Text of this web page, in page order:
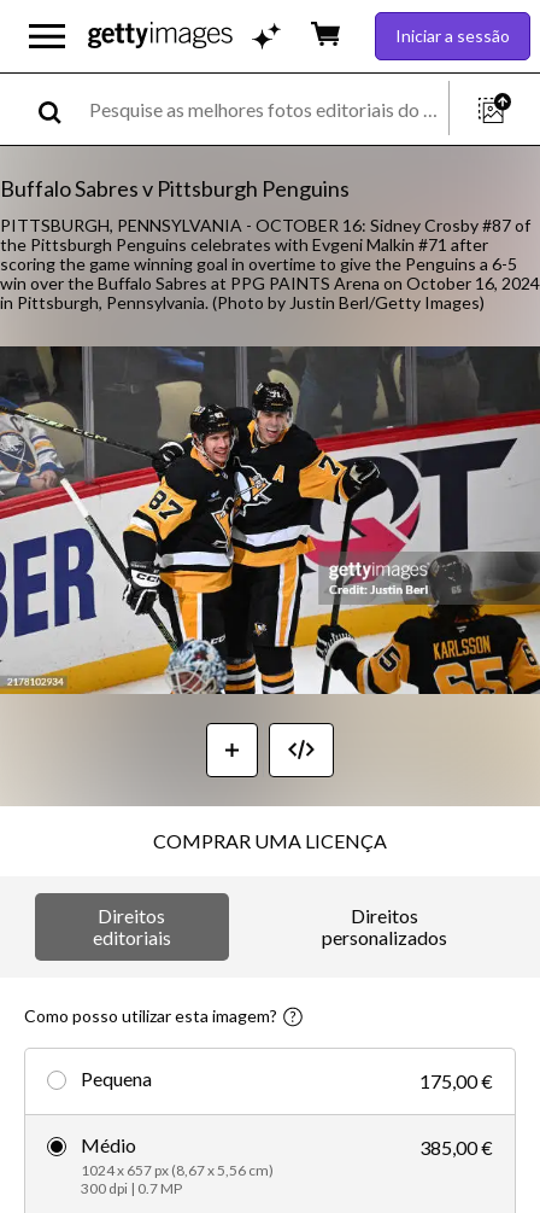
Iniciar a sessão
Buffalo Sabres v Pittsburgh Penguins
PITTSBURGH, PENNSYLVANIA - OCTOBER 16: Sidney Crosby #87 of
the Pittsburgh Penguins celebrates with Evgeni Malkin #71 after
scoring the game winning goal in overtime to give the Penguins a 6-5
win over the Buffalo Sabres at PPG PAINTS Arena on October 16, 2024
in Pittsburgh, Pennsylvania. (Photo by Justin Berl/Getty Images)
COMPRAR UMA LICENÇA
Direitos
editoriais
Direitos
personalizados
Como posso utilizar esta imagem?
Pequena 175,00 €
Médio
1024 x 657 px (8,67 x 5,56 cm)
300 dpi | 0.7 MP
385,00 €